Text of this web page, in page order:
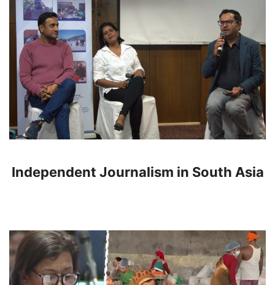
Independent Journalism in South Asia